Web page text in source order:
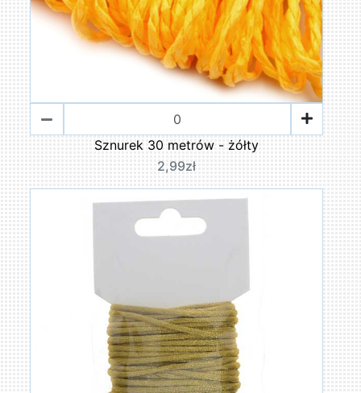
Sznurek 30 metrów - żółty
2,99zł